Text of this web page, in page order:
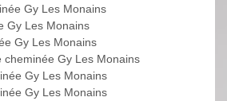
Gy Les Monains
Gy Les Monains
Gy Les Monains
cheminée Gy Les Monains
Gy Les Monains
Gy Les Monains